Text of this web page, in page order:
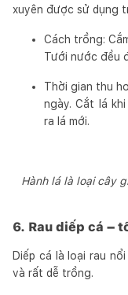
xuyên được sử dụng
Cách trồng:
Tưới nước đều
Thời gian thu
ngày. Cắt lá
ra lá mới.
Hành lá là loại cây
6. Rau diếp cá –
Diếp cá là loại rau
và rất dễ trồng.